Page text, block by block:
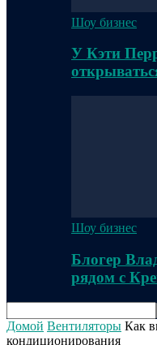
Шоу бизнес
У Кэти
Шоу бизнес
Блогер
рядом с
Домой Вентиляторы Как
кондиционирования